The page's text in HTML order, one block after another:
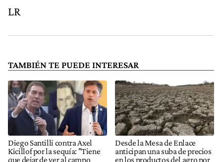
LR
TAMBIÉN TE PUEDE INTERESAR
Diego Santilli contra Axel
Kicillof por la sequía: "Tiene
que dejar de ver al campo
Desde la Mesa de Enlace
anticipan una suba de precios
en los productos del agro por